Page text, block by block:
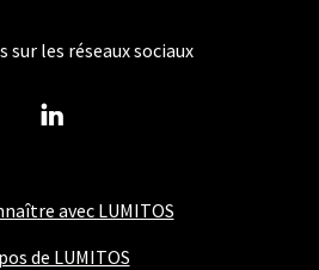
avec LUMITOS
de LUMITOS
sur les réseaux sociaux